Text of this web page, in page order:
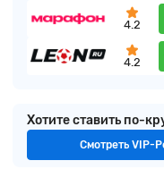
4.2
4.2
Хотите ставить по-
Смотреть VIP-